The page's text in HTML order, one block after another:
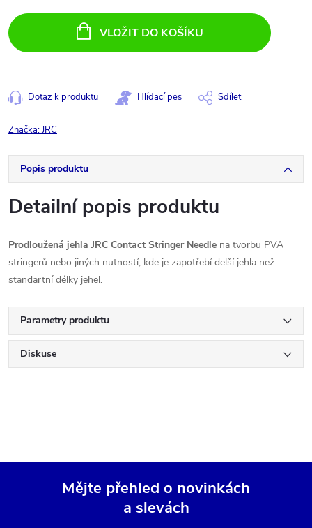
cena:
VLOŽIT DO KOŠÍKU
Dotaz k produktu Hlídací pes Sdílet
Značka:JRC
Popis produktu
Detailní popis produktu
Prodloužená jehla JRC Contact Stringer Needle na tvorbu PVA
stringerů nebo jiných nutností, kde je zapotřebí delší jehla než
standartní délky jehel.
Parametry produktu
Diskuse
Mějte přehled o novinkách
a slevách